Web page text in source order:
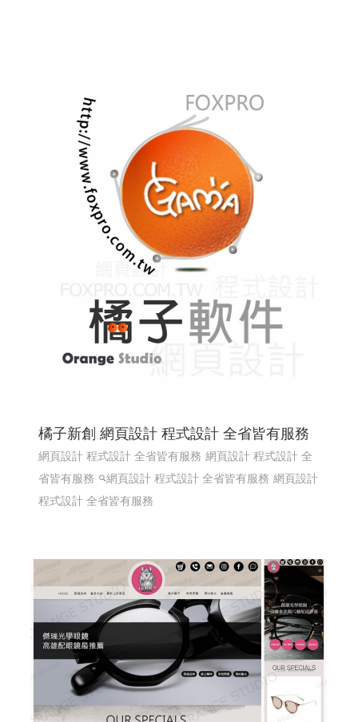
橘子新創 網頁設計 程式設計 全省皆有服務
網頁設計 程式設計 全省皆有服務 網頁設計 程式設計 全
省皆有服務
網頁設計 程式設計 全省皆有服務 網頁設計
程式設計 全省皆有服務